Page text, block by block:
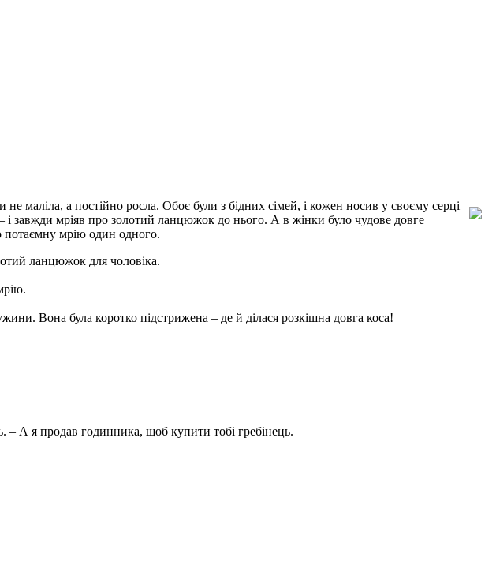
маліла, а постійно росла. Обоє були з бідних сімей, і кожен носив у своєму серці
і завжди мріяв про золотий ланцюжок до нього. А в жінки було чудове довге
потаємну мрію один одного.
ланцюжок для чоловіка.
Вона була коротко підстрижена – де й ділася розкішна довга коса!
– А я продав годинника, щоб купити тобі гребінець.